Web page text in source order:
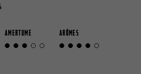
AMERTUME ARÔMES